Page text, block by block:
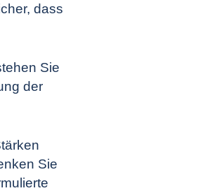
dass
Sie
der
Sie